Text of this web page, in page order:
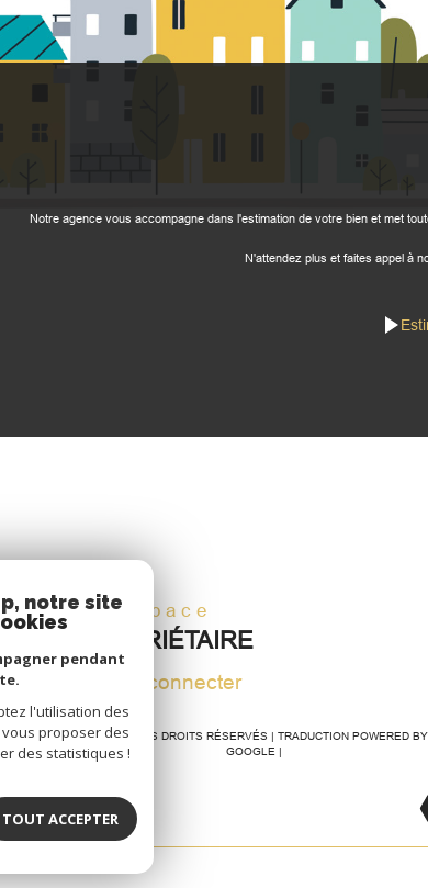
Notre agence vous accompagne dans l'estimation de votre bien et met
N'attendez plus et faites appel à
Espace
PROPRIÉTAIRE
Se connecter
© 2026 | TOUS DROITS RÉSERVÉS | TRADUCTION POWERED BY
GOOGLE |
notre site
pendant
l'utilisation des
proposer des
des statistiques !
TOUT ACCEPTER